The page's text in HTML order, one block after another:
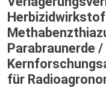
Parabraunerde /
für